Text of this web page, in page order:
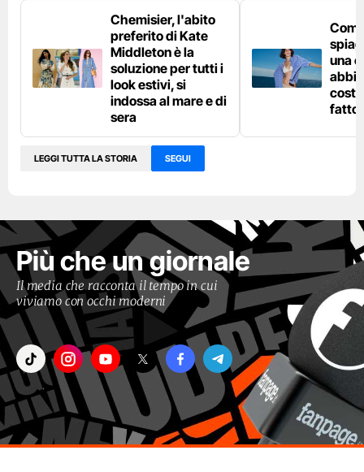
Chemisier, l'abito
preferito di Kate
Middleton è la
soluzione per tutti i
look estivi, si
indossa al mare e di
sera
una
fatto
LEGGI TUTTA LA STORIA SEGUI
Più che un giornale
Il media che racconta il tempo in cui
viviamo con occhi moderni